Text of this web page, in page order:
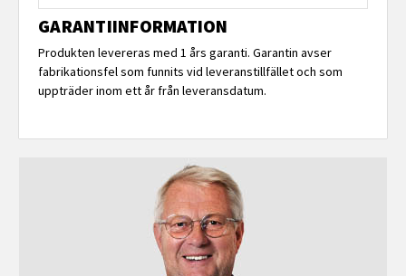
GARANTIINFORMATION
Produkten levereras med 1 års garanti. Garantin avser
fabrikationsfel som funnits vid leveranstillfället och som
uppträder inom ett år från leveransdatum.